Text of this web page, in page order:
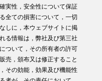
実性，安全性について保証
全ての損害について，一切
しに，本ウェブサイトに掲
る情報は，弊社及び第三社
ついて，その所有者の許可
売，頒布又は修正すること
その効能，効果及び機能性